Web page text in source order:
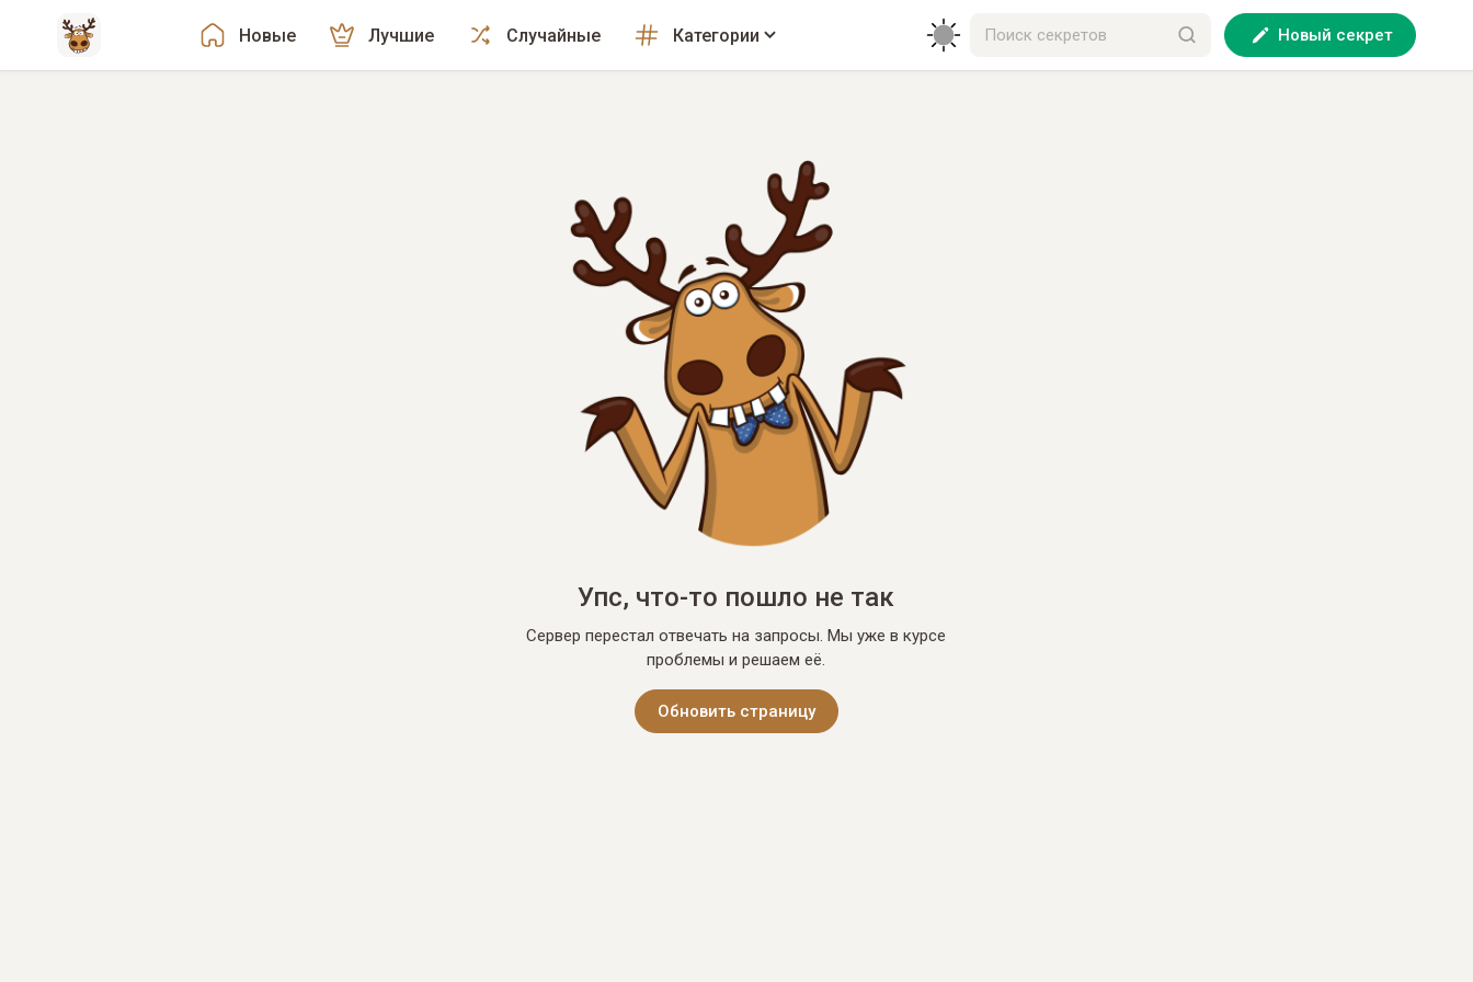
Новые Лучшие Случайные Категории Новый секрет
Упс, что-то пошло не так
Сервер перестал отвечать на запросы. Мы уже в курсе
проблемы и решаем её.
Обновить страницу